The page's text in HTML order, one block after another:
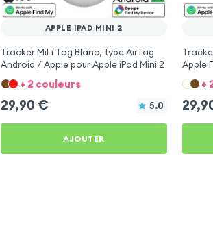
APPLE IPAD MINI 2
Tracker MiLi Tag Blanc, type AirTag
Android / Apple pour Apple iPad Mini 2
+ 2 couleurs
29,90 € 5.0
AJOUTER
Apple
pour
+